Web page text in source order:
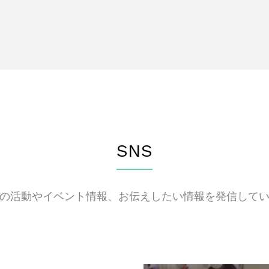
SNS
活動やイベント情報、お伝えしたい情報を発信して